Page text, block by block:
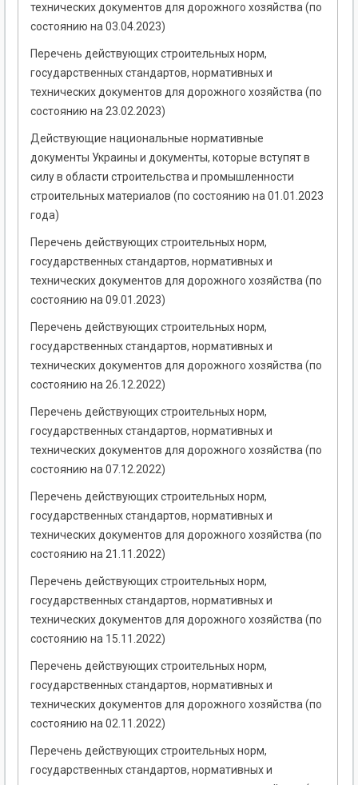
технических документов для дорожного хозяйства (по
состоянию на 03.04.2023)
Перечень действующих строительных норм,
государственных стандартов, нормативных и
технических документов для дорожного хозяйства (по
состоянию на 23.02.2023)
Действующие национальные нормативные
документы Украины и документы, которые вступят в
силу в области строительства и промышленности
строительных материалов (по состоянию на 01.01.2023
года)
Перечень действующих строительных норм,
государственных стандартов, нормативных и
технических документов для дорожного хозяйства (по
состоянию на 09.01.2023)
Перечень действующих строительных норм,
государственных стандартов, нормативных и
технических документов для дорожного хозяйства (по
состоянию на 26.12.2022)
Перечень действующих строительных норм,
государственных стандартов, нормативных и
технических документов для дорожного хозяйства (по
состоянию на 07.12.2022)
Перечень действующих строительных норм,
государственных стандартов, нормативных и
технических документов для дорожного хозяйства (по
состоянию на 21.11.2022)
Перечень действующих строительных норм,
государственных стандартов, нормативных и
технических документов для дорожного хозяйства (по
состоянию на 15.11.2022)
Перечень действующих строительных норм,
государственных стандартов, нормативных и
технических документов для дорожного хозяйства (по
состоянию на 02.11.2022)
Перечень действующих строительных норм,
государственных стандартов, нормативных и